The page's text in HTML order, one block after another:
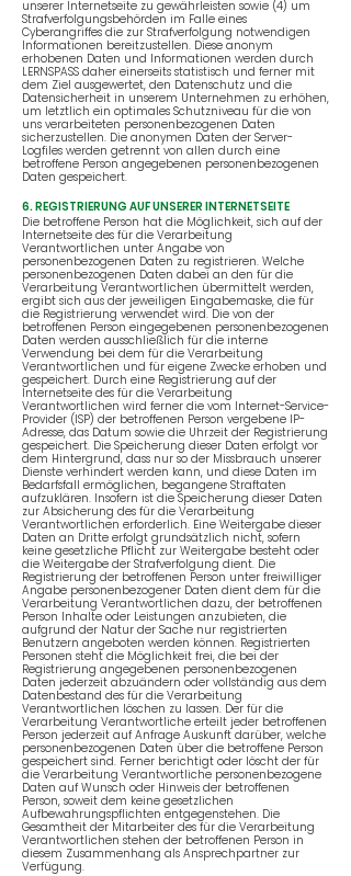
unserer Internetseite zu gewährleisten sowie (4) um
Strafverfolgungsbehörden im Falle eines
Cyberangriffes die zur Strafverfolgung notwendigen
Informationen bereitzustellen. Diese anonym
erhobenen Daten und Informationen werden durch
LERNSPASS daher einerseits statistisch und ferner mit
dem Ziel ausgewertet, den Datenschutz und die
Datensicherheit in unserem Unternehmen zu erhöhen,
um letztlich ein optimales Schutzniveau für die von
uns verarbeiteten personenbezogenen Daten
sicherzustellen. Die anonymen Daten der Server-
Logfiles werden getrennt von allen durch eine
betroffene Person angegebenen personenbezogenen
Daten gespeichert.
6. REGISTRIERUNG AUF UNSERER INTERNETSEITE
Die betroffene Person hat die Möglichkeit, sich auf der
Internetseite des für die Verarbeitung
Verantwortlichen unter Angabe von
personenbezogenen Daten zu registrieren. Welche
personenbezogenen Daten dabei an den für die
Verarbeitung Verantwortlichen übermittelt werden,
ergibt sich aus der jeweiligen Eingabemaske, die für
die Registrierung verwendet wird. Die von der
betroffenen Person eingegebenen personenbezogenen
Daten werden ausschließlich für die interne
Verwendung bei dem für die Verarbeitung
Verantwortlichen und für eigene Zwecke erhoben und
gespeichert. Durch eine Registrierung auf der
Internetseite des für die Verarbeitung
Verantwortlichen wird ferner die vom Internet-Service-
Provider (ISP) der betroffenen Person vergebene IP-
Adresse, das Datum sowie die Uhrzeit der Registrierung
gespeichert. Die Speicherung dieser Daten erfolgt vor
dem Hintergrund, dass nur so der Missbrauch unserer
Dienste verhindert werden kann, und diese Daten im
Bedarfsfall ermöglichen, begangene Straftaten
aufzuklären. Insofern ist die Speicherung dieser Daten
zur Absicherung des für die Verarbeitung
Verantwortlichen erforderlich. Eine Weitergabe dieser
Daten an Dritte erfolgt grundsätzlich nicht, sofern
keine gesetzliche Pflicht zur Weitergabe besteht oder
die Weitergabe der Strafverfolgung dient. Die
Registrierung der betroffenen Person unter freiwilliger
Angabe personenbezogener Daten dient dem für die
Verarbeitung Verantwortlichen dazu, der betroffenen
Person Inhalte oder Leistungen anzubieten, die
aufgrund der Natur der Sache nur registrierten
Benutzern angeboten werden können. Registrierten
Personen steht die Möglichkeit frei, die bei der
Registrierung angegebenen personenbezogenen
Daten jederzeit abzuändern oder vollständig aus dem
Datenbestand des für die Verarbeitung
Verantwortlichen löschen zu lassen. Der für die
Verarbeitung Verantwortliche erteilt jeder betroffenen
Person jederzeit auf Anfrage Auskunft darüber, welche
personenbezogenen Daten über die betroffene Person
gespeichert sind. Ferner berichtigt oder löscht der für
die Verarbeitung Verantwortliche personenbezogene
Daten auf Wunsch oder Hinweis der betroffenen
Person, soweit dem keine gesetzlichen
Aufbewahrungspflichten entgegenstehen. Die
Gesamtheit der Mitarbeiter des für die Verarbeitung
Verantwortlichen stehen der betroffenen Person in
diesem Zusammenhang als Ansprechpartner zur
Verfügung.